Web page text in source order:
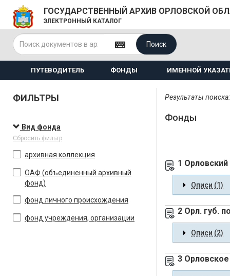
ГОСУДАРСТВЕННЫЙ АРХИВ ОРЛОВСКОЙ
ЭЛЕКТРОННЫЙ КАТАЛОГ
Поиск
ПУТЕВОДИТЕЛЬ ФОНДЫ ИМЕННОЙ
ФИЛЬТРЫ
Вид фонда
Сбросить фильтр
архивная коллекция
ОАФ (объединенный архивный
фонд)
фонд личного происхождения
фонд учреждения, организации
Результаты
Фонды
1
Описи (1)
2 Орл. губ.
Описи (2)
3 Орловское